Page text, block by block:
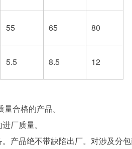
55 65 80
5.5 8.5 12
合格的产品。
厂质量。
产品绝不带缺陷出厂。对涉及分